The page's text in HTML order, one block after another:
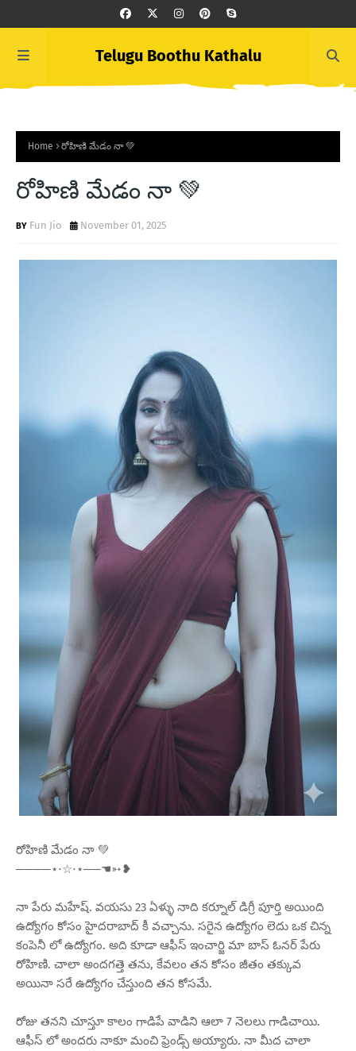
Telugu Boothu Kathalu
Home రోహిణి మేడం నా 💚
రోహిణి మేడం నా 💚
Fun Jio November 01, 2025
రోహిణి మేడం నా 💚
────⋆⋅☆⋅⋆──☚➳❥
నా పేరు మహేష్. వయసు 23 ఏళ్ళు నాది కర్నూల్ డిగ్రీ పూర్తి అయింది
ఉద్యోగం కోసం హైదరాబాద్ కీ వచ్చాను. సరైన ఉద్యోగం లెదు ఒక చిన్న
కంపెనీ లో ఉద్యోగం. అది కూడా ఆఫీస్ ఇంచార్జి మా బాస్ ఓనర్ పేరు
రోహిణి. చాలా అందగత్తె తను, కేవలం తన కోసం జీతం తక్కువ
అయినా సరే ఉద్యోగం చేస్తుంది తన కోసమే.
రోజు తనని చూస్తూ కాలం గాడిపే వాడిని ఆలా 7 నెలలు గాడిచాయి.
ఆఫీస్ లో అందరు నాకూ మంచి ఫ్రెండ్స్ అయ్యారు. నా మీద చాలా